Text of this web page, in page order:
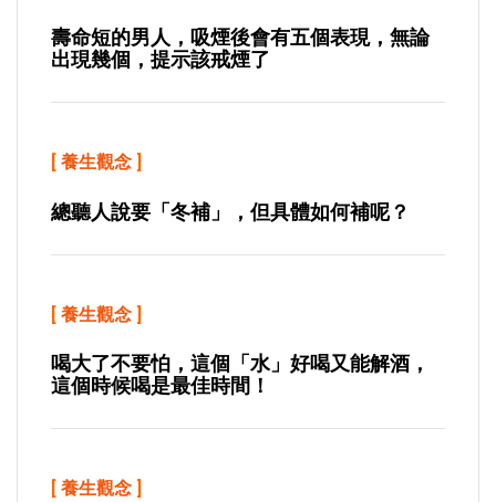
壽命短的男人，吸煙後會有五個表現，無論
出現幾個，提示該戒煙了
[ 養生觀念 ]
總聽人說要「冬補」，但具體如何補呢？
[ 養生觀念 ]
喝大了不要怕，這個「水」好喝又能解酒，
這個時候喝是最佳時間！
[ 養生觀念 ]